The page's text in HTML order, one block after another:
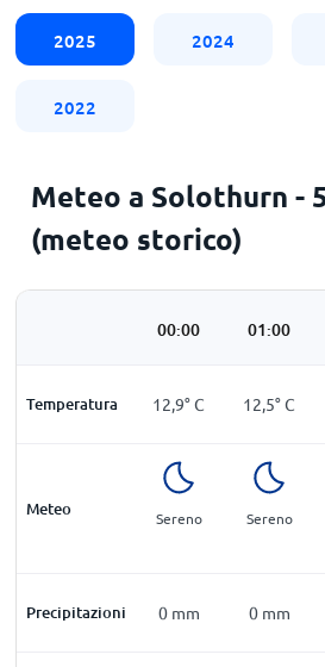
2025 2024
2022
Meteo a Solothurn -
(meteo storico)
00:00 01:00
Temperatura 12,9°C 12,5°C
Meteo Sereno Sereno
Precipitazioni 0 mm 0 mm